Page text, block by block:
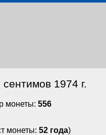
1974 г.
монеты: 556
монеты: 52 года)